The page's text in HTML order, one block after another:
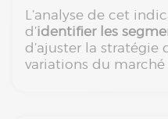
L’analyse de cet
d’identifier les
d’ajuster la
variations du marché